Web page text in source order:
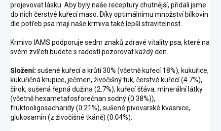
projevovat lásku. Aby byly naše receptury chutnější, přidali jsme
do nich čerstvé kuřecí maso. Díky optimálnímu množství bílkovin
dle potřeb psa mají naše krmiva také lepší stravitelnost.
Krmivo IAMS podporuje sedm znaků zdravé vitality psa, které na
svém zvířeti budete s radostí pozorovat každý den.
Složení: sušené kuřecí a krůtí 30% (včetně kuřecí 18%), kukuřice,
kukuřičná krupice, ječmen, živočišný tuk, čerstvé kuřecí (4.7%),
čirok, sušená řepná dužina (2.7%), kuřecí šťáva, minerální látky
(včetně hexametafosforečnan sodný (0.38%)),
fruktooligosacharidy (0.21%), sušené pivovarské kvasnice,
glukosamin (z živočišné tkáně) (0.04%).